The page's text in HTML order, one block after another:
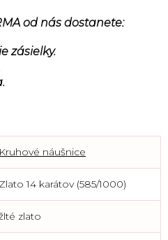
od nás dostanete:
zásielky.
Kruhové náušnice
Zlato 14 karátov (585/1000)
zlato